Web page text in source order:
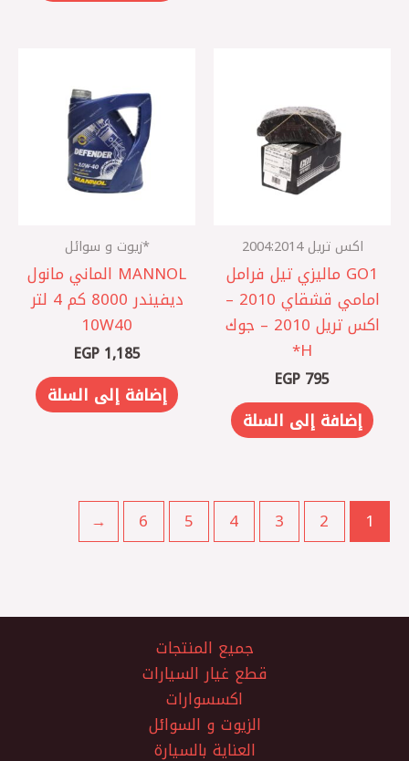
اكس تريل 2004:2014
GO1 ماليزي تيل فرامل
امامي قشقاي 2010 –
اكس تريل 2010 – جوك
H*
EGP 795
إضافة إلى السلة
*زيوت و سوائل
MANNOL الماني مانول
ديفيندر 8000 كم 4 لتر
10W40
EGP1,185
إضافة إلى السلة
1
2
3
4
5
6
←
جميع المنتجات
قطع غيار السيارات
اكسسوارات
الزيوت و السوائل
العناية بالسيارة